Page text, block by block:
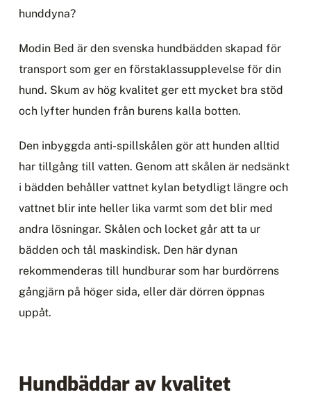
hunddyna?
Modin Bed är den svenska hundbädden skapad för
transport som ger en förstaklassupplevelse för din
hund. Skum av hög kvalitet ger ett mycket bra stöd
och lyfter hunden från burens kalla botten.
Den inbyggda anti-spillskålen gör att hunden alltid
har tillgång till vatten. Genom att skålen är nedsänkt
i bädden behåller vattnet kylan betydligt längre och
vattnet blir inte heller lika varmt som det blir med
andra lösningar. Skålen och locket går att ta ur
bädden och tål maskindisk. Den här dynan
rekommenderas till hundburar som har burdörrens
gångjärn på höger sida, eller där dörren öppnas
uppåt.
Hundbäddar av kvalitet